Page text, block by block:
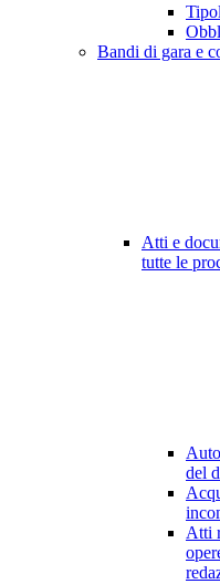
Bandi di gara e
Atti e
tutte le
del
Atti